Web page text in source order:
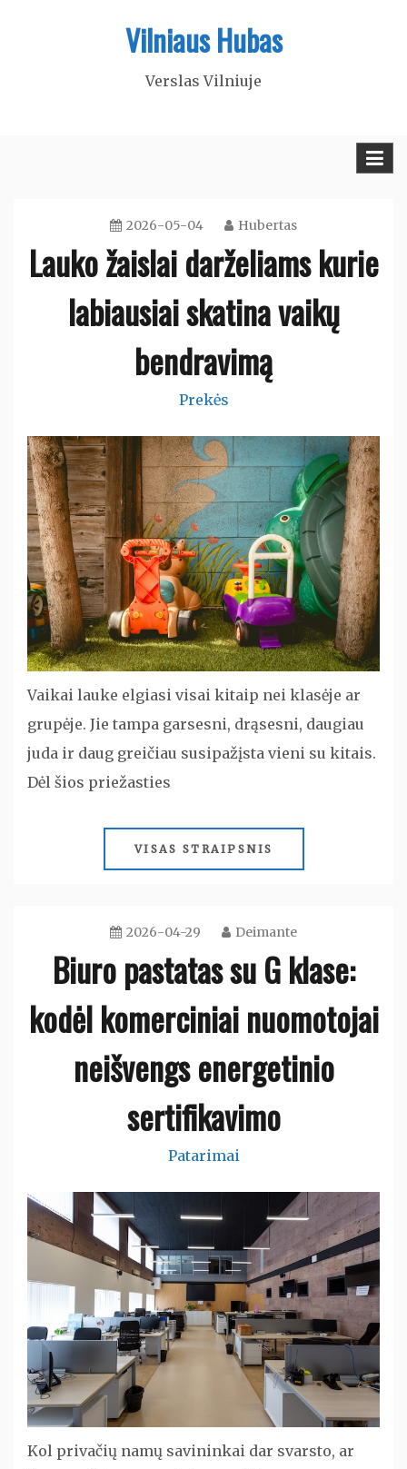
Vilniaus Hubas
Verslas Vilniuje
2026-05-04 Hubertas
Lauko žaislai darželiams kurie
labiausiai skatina vaikų
bendravimą
Prekės
Vaikai lauke elgiasi visai kitaip nei klasėje ar
grupėje. Jie tampa garsesni, drąsesni, daugiau
juda ir daug greičiau susipažįsta vieni su kitais.
Dėl šios priežasties
VISAS STRAIPSNIS
2026-04-29 Deimante
Biuro pastatas su G klase:
kodėl komerciniai nuomotojai
neišvengs energetinio
sertifikavimo
Patarimai
Kol privačių namų savininkai dar svarsto, ar